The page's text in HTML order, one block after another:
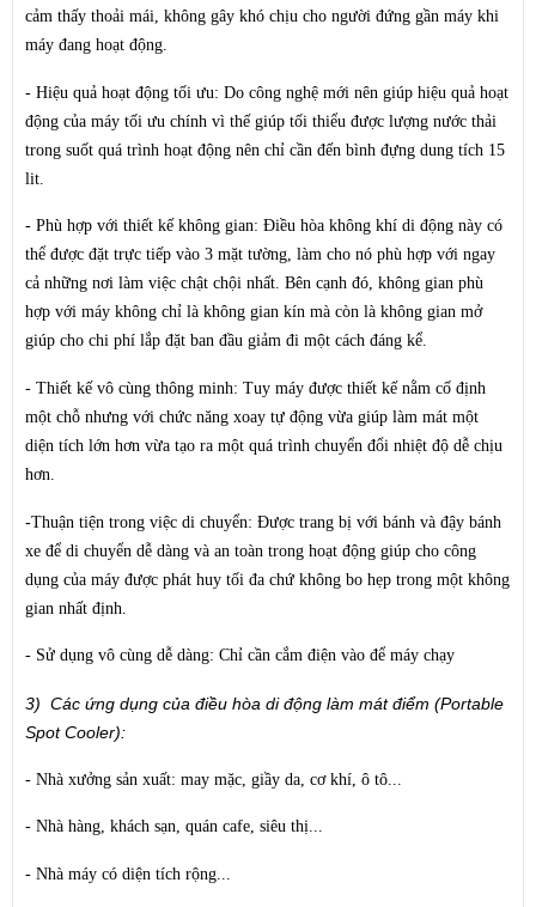
cảm thấy thoải mái, không gây khó chịu cho người đứng gần máy khi
máy đang hoạt động.
- Hiệu quả hoạt động tối ưu: Do công nghệ mới nên giúp hiệu quả hoạt
động của máy tối ưu chính vì thế giúp tối thiểu được lượng nước thải
trong suốt quá trình hoạt động nên chỉ cần đến bình đựng dung tích 15
lit.
- Phù hợp với thiết kế không gian: Điều hòa không khí di động này có
thể được đặt trực tiếp vào 3 mặt tường, làm cho nó phù hợp với ngay
cả những nơi làm việc chật chội nhất. Bên cạnh đó, không gian phù
hợp với máy không chỉ là không gian kín mà còn là không gian mở
giúp cho chi phí lắp đặt ban đầu giảm đi một cách đáng kể.
- Thiết kế vô cùng thông minh: Tuy máy được thiết kế nằm cố định
một chỗ nhưng với chức năng xoay tự động vừa giúp làm mát một
diện tích lớn hơn vừa tạo ra một quá trình chuyển đổi nhiệt độ dễ chịu
hơn.
-Thuận tiện trong việc di chuyển: Được trang bị với bánh và đậy bánh
xe để di chuyển dễ dàng và an toàn trong hoạt động giúp cho công
dụng của máy được phát huy tối đa chứ không bo hẹp trong một không
gian nhất định.
- Sử dụng vô cùng dễ dàng: Chỉ cần cắm điện vào để máy chạy
3) Các ứng dụng của điều hòa di động làm mát điểm (Portable
Spot Cooler):
- Nhà xưởng sản xuất: may mặc, giầy da, cơ khí, ô tô...
- Nhà hàng, khách sạn, quán cafe, siêu thị...
- Nhà máy có diện tích rộng...